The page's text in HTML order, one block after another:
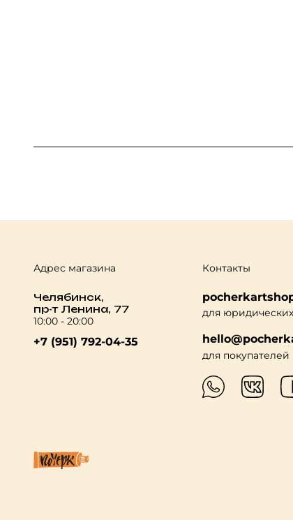
Адрес магазина
Челябинск,
пр-т Ленина, 77
10:00 - 20:00
+7 (951) 792-04-35
Контакты
для
для покупателей